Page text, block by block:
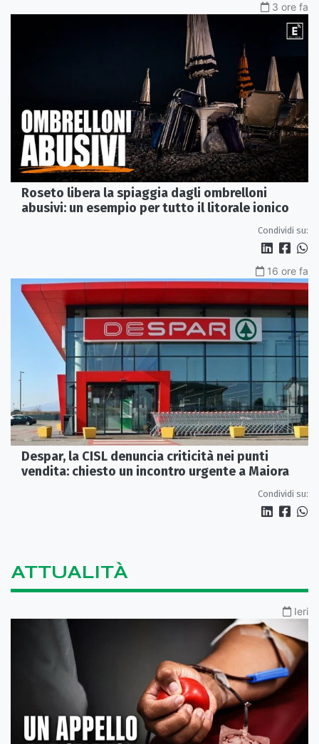
3 ore fa
Roseto libera la spiaggia dagli ombrelloni
abusivi: un esempio per tutto il litorale ionico
Condividi su:
16 ore fa
Despar, la CISL denuncia criticità nei punti
vendita: chiesto un incontro urgente a Maiora
Condividi su:
ATTUALITÀ
Ieri